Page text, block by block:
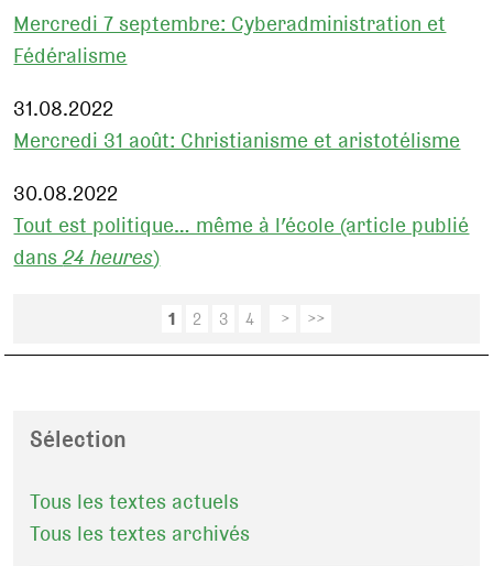
Mercredi 7 septembre: Cyberadministration et
Fédéralisme
31.08.2022
Mercredi 31 août: Christianisme et aristotélisme
30.08.2022
Tout est politique… même à l’école (article publié
dans24 heures)
1 2 3 4 > >>
Sélection
Tous les textes actuels
Tous les textes archivés